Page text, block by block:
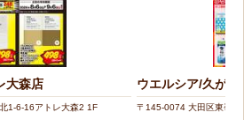
大森店
1-6-16アトレ大森2 1F
ウエルシア/久が原
〒145-0074 大田区東嶺町